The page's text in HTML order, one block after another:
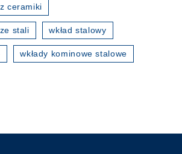
ceramiki
stali wkład stalowy
wkłady kominowe stalowe